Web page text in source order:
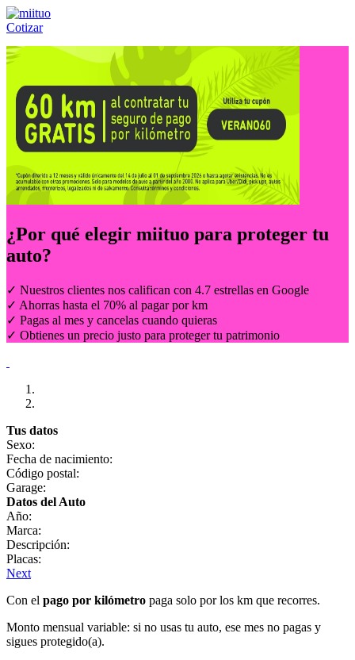
Cotizar
Llámanos al:(55) 84-21-05-00 ó
¿Por qué elegir miituo para proteger tu
auto?
✓ Nuestros clientes nos califican con 4.7 estrellas en Google
✓ Ahorras hasta el 70% al pagar por km
✓ Pagas al mes y cancelas cuando quieras
✓ Obtienes un precio justo para proteger tu patrimonio
Tus datos
Sexo:
Fecha de nacimiento:
Código postal:
Garage:
Datos del Auto
Año:
Marca:
Descripción:
Placas:
Next
Con el pago por kilómetro paga solo por los km que recorres.
Monto mensual variable: si no usas tu auto, ese mes no pagas y
sigues protegido(a).